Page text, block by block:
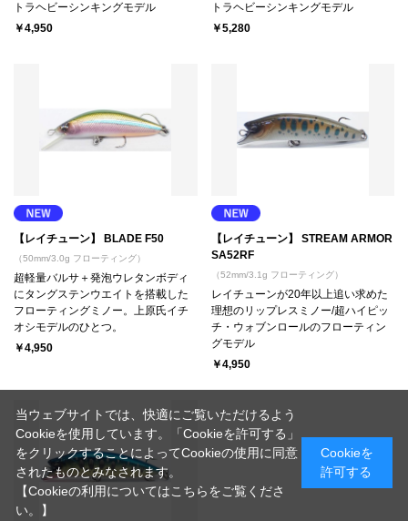
トラヘビーシンキングモデル
￥4,950
トラヘビーシンキングモデル
￥5,280
【レイチューン】 BLADE F50
（50mm/3.0g フローティング）
超軽量バルサ＋発泡ウレタンボディ
にタングステンウエイトを搭載した
フローティングミノー。上原氏イチ
オシモデルのひとつ。
￥4,950
【レイチューン】 STREAM ARMOR
SA52RF
（52mm/3.1g フローティング）
レイチューンが20年以上追い求めた
理想のリップレスミノー/超ハイピッ
チ・ウォブンロールのフローティン
グモデル
￥4,950
当ウェブサイトでは、快適にご覧いただけるよう
Cookieを使用しています。「Cookieを許可する」
をクリックすることによってCookieの使用に同意
されたものとみなされます。
【Cookieの利用についてはこちらをご覧くださ
い。】
Cookieを
許可する